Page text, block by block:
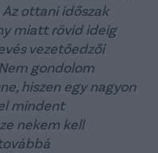
ottani időszak
miatt rövid ideig
vezetőedzői
gondolom
hiszen egy nagyon
mindent
nekem kell